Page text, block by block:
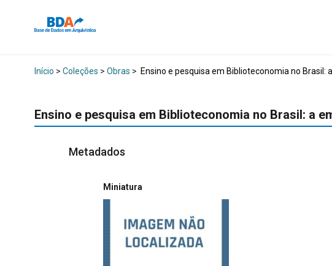
Início > Coleções > Obras > Ensino e pesquisa em Biblioteconomia no Brasil:
Ensino e pesquisa em Biblioteconomia no Brasil: a
Metadados
Miniatura